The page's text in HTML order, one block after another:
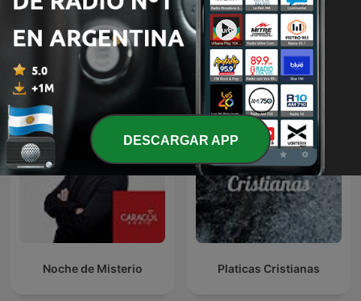
Predicaciones Cristianas Código Misterio
Noche de Misterio Platicas Cristianas
DESCARGAR APP